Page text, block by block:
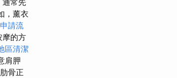
，薰衣
請流
摩的方
區清潔
肩胛
骨正